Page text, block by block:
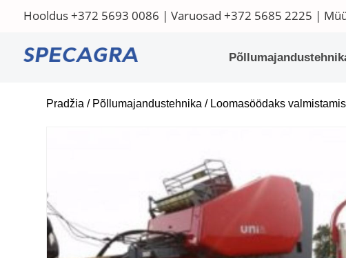
Hooldus+372 5693 0086 | Varuosad +372 5685 2225 |
Pradžia / Põllumajandustehnika / Loomasöödaks